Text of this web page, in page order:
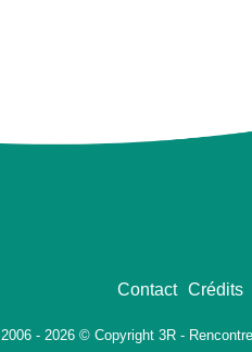
Contact Crédits
2006 - 2026 © Copyright 3R -